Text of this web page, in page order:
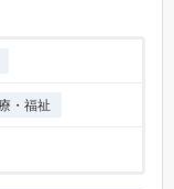
・福祉